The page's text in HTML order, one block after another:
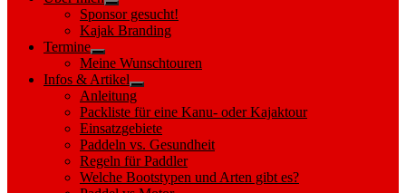
Show
sub
menu
Sponsor gesucht!
Kajak Branding
Termine
Show
sub
menu
Meine Wunschtouren
Infos & Artikel
Show
sub
menu
Anleitung
Packliste für eine Kanu- oder Kajaktour
Einsatzgebiete
Paddeln vs. Gesundheit
Regeln für Paddler
Welche Bootstypen und Arten gibt es?